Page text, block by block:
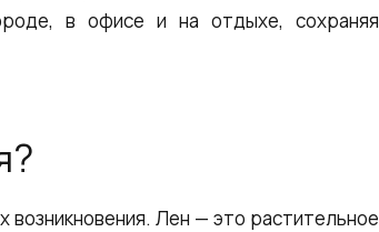
в офисе и на отдыхе, сохраняя
Лен — это растительное